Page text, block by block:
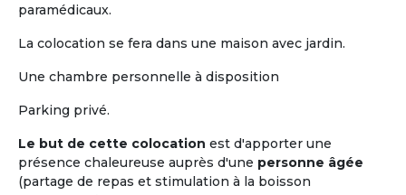
paramédicaux.
La colocation se fera dans une maison avec jardin.
Une chambre personnelle à disposition
Parking privé.
Le but de cette colocation est d'apporter une
présence chaleureuse auprès d'une personne âgée
(partage de repas et stimulation à la boisson